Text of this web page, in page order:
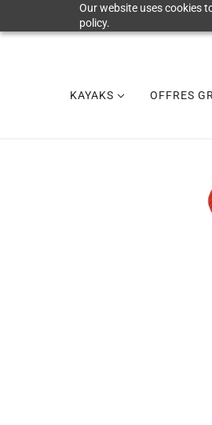
Our website uses cookies
policy.
KAYAKS OFFRES